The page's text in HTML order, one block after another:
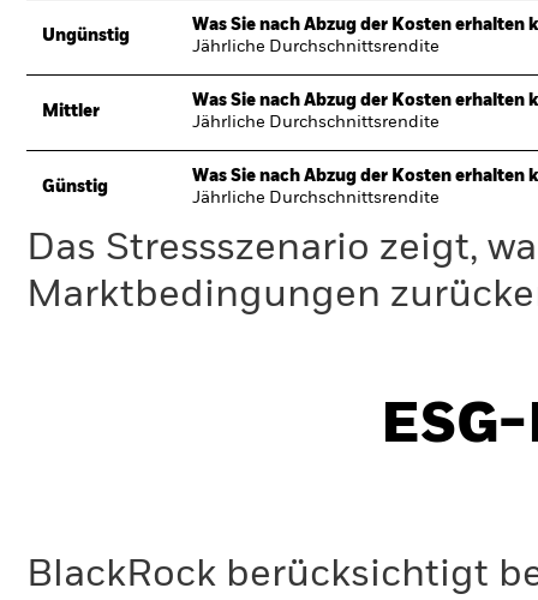
Ungünstig
Was Sie nach Abzug der Kosten erhalten
Jährliche Durchschnittsrendite
Mittler
Was Sie nach Abzug der Kosten erhalten
Jährliche Durchschnittsrendite
Günstig
Was Sie nach Abzug der Kosten erhalten
Jährliche Durchschnittsrendite
Das Stressszenario zeigt,
Marktbedingungen
BlackRock berücksichtigt